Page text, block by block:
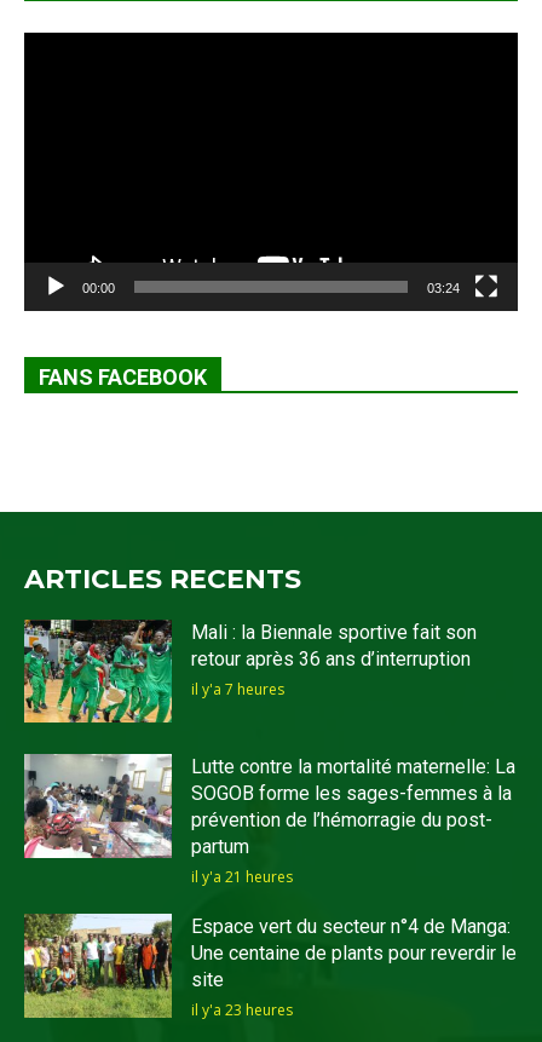
00:00 03:24
FANS FACEBOOK
ARTICLES RECENTS
Mali : la Biennale sportive fait son
retour après 36 ans d’interruption
il y'a 7 heures
Lutte contre la mortalité maternelle: La
SOGOB forme les sages-femmes à la
prévention de l’hémorragie du post-
partum
il y'a 21 heures
Espace vert du secteur n°4 de Manga:
Une centaine de plants pour reverdir le
site
il y'a 23 heures